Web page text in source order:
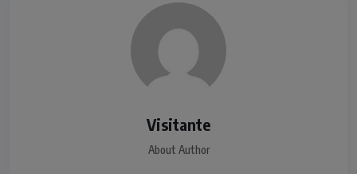
Visitante
About Author